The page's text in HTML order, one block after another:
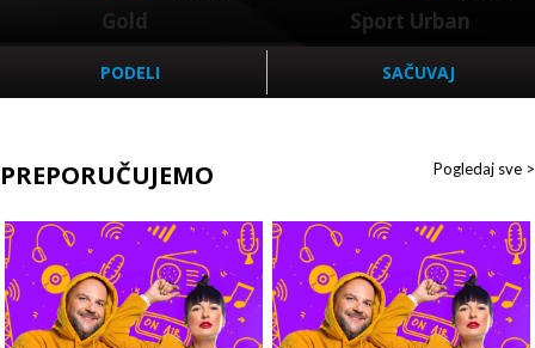
Gold Sport Urban
PODELI SAČUVAJ
PREPORUČUJEMO Pogledaj sve >